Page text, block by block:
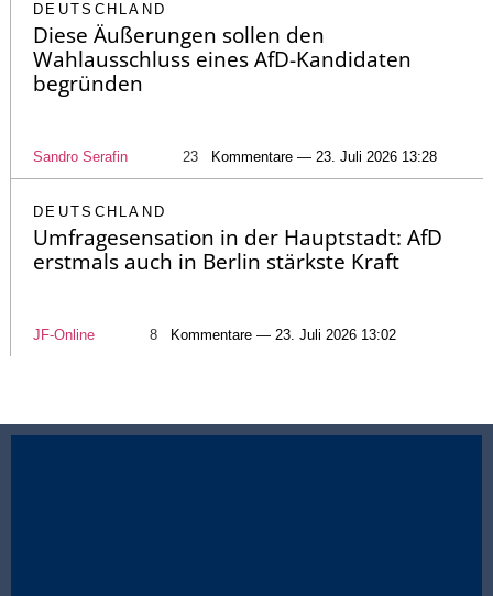
DEUTSCHLAND
Diese Äußerungen sollen den
Wahlausschluss eines AfD-Kandidaten
begründen
Sandro Serafin 23 Kommentare — 23. Juli 2026 13:28
DEUTSCHLAND
Umfragesensation in der Hauptstadt: AfD
erstmals auch in Berlin stärkste Kraft
JF-Online 8 Kommentare — 23. Juli 2026 13:02